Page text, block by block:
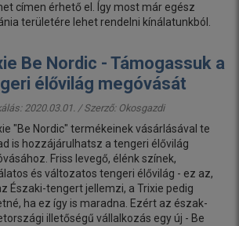
címen érhető el. Így most már egész
területére lehet rendelni kínálatunkból.
Be Nordic - Támogassuk a
élővilág megóvását
2020.03.01. / Szerző: Okosgazdi
"Be Nordic" termékeinek vásárlásával te
is hozzájárulhatsz a tengeri élővilág
Friss levegő, élénk színek,
és változatos tengeri élővilág - ez az,
Északi-tengert jellemzi, a Trixie pedig
ha ez így is maradna. Ezért az észak-
illetőségű vállalkozás egy új - Be